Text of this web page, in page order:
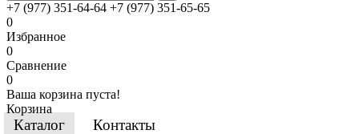
+7 (977) 351-64-64 +7 (977) 351-65-65
0
Избранное
0
Сравнение
0
Ваша корзина пуста!
Корзина
Каталог Контакты